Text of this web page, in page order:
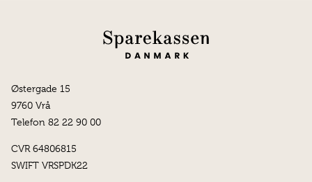
Østergade 15
9760 Vrå
Telefon 82 22 90 00
CVR 64806815
SWIFT VRSPDK22